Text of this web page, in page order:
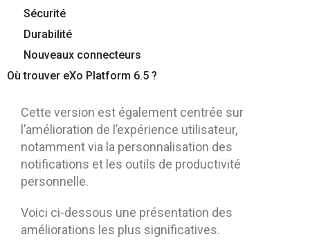
Sécurité
Durabilité
Nouveaux connecteurs
Où trouver eXo Platform 6.5 ?
Cette version est également centrée sur
l’amélioration de l’expérience utilisateur,
notamment via la personnalisation des
notifications et les outils de productivité
personnelle.
Voici ci-dessous une présentation des
améliorations les plus significatives.